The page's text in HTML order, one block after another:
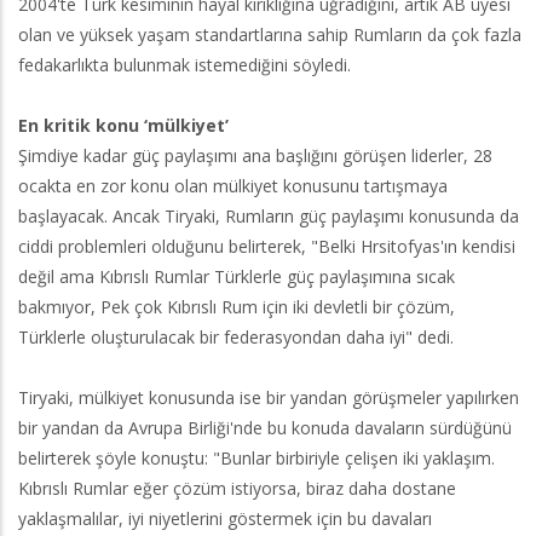
2004'te Türk kesiminin hayal kırıklığına uğradığını, artık AB üyesi
olan ve yüksek yaşam standartlarına sahip Rumların da çok fazla
fedakarlıkta bulunmak istemediğini söyledi.
En kritik konu ‘mülkiyet’
Şimdiye kadar güç paylaşımı ana başlığını görüşen liderler, 28
ocakta en zor konu olan mülkiyet konusunu tartışmaya
başlayacak. Ancak Tiryaki, Rumların güç paylaşımı konusunda da
ciddi problemleri olduğunu belirterek, "Belki Hrsitofyas'ın kendisi
değil ama Kıbrıslı Rumlar Türklerle güç paylaşımına sıcak
bakmıyor, Pek çok Kıbrıslı Rum için iki devletli bir çözüm,
Türklerle oluşturulacak bir federasyondan daha iyi" dedi.
Tiryaki, mülkiyet konusunda ise bir yandan görüşmeler yapılırken
bir yandan da Avrupa Birliği'nde bu konuda davaların sürdüğünü
belirterek şöyle konuştu: "Bunlar birbiriyle çelişen iki yaklaşım.
Kıbrıslı Rumlar eğer çözüm istiyorsa, biraz daha dostane
yaklaşmalılar, iyi niyetlerini göstermek için bu davaları